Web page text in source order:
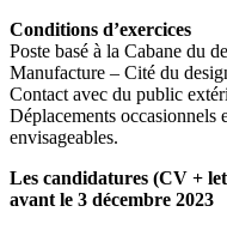
Conditions d’exercices
Poste basé à la Cabane du
Manufacture – Cité du
Contact avec du public
Déplacements occasionnels
envisageables.
Les candidatures (CV +
avant le 3 décembre 2023